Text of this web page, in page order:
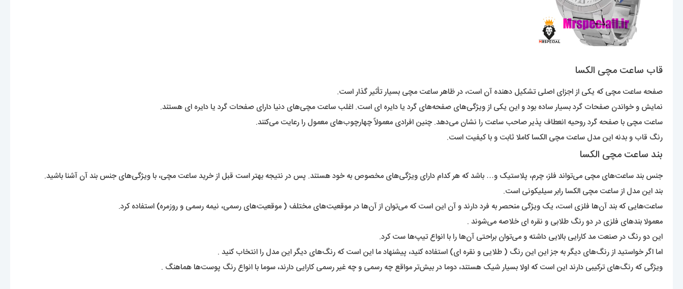
قاب ساعت مچی الکسا
صفحه ساعت مچی که یکی از اجزای اصلی تشکیل دهنده آن است، در ظاهر ساعت مچی بسیار تأثیر گذار است.
نمایش و خواندن صفحات گرد بسیار ساده بود و این یکی از ویژگی‌های صفحه‌های گرد یا دایره ای است. اغلب ساعت مچی‌های دنیا دارای صفحات گرد یا دایره ای هستند.
ساعت مچی با صفحه گرد روحیه انعطاف پذیر صاحب ساعت را نشان می‌دهد. چنین افرادی معمولاً چهارچوب‌های معمول را رعایت می‌کنند.
رنگ قاب و بدنه این مدل ساعت مچی الکسا کاملا ثابت و با کیفیت است.
بند ساعت مچی الکسا
جنس بند ساعت‌های مچی می‌تواند فلز، چرم، پلاستیک و… باشد که هر کدام دارای ویژگی‌های مخصوص به خود هستند. پس در نتیجه بهتر است قبل از خرید ساعت مچی، با ویژگی‌های جنس بند آن آشنا باشید.
بند این مدل از ساعت مچی الکسا رابر سیلیکونی است.
ساعت‌هایی که بند آن‌ها فلزی است، یک ویژگی منحصر به فرد دارند و آن این است که می‌توان از آن‌ها در موقعیت‌های مختلف ( موقعیت‌های رسمی، نیمه رسمی و روزمره) استفاده کرد.
معمولا بند‌های فلزی در دو رنگ طلابی و نقره ای خلاصه می‌شوند .
این دو رنگ در صنعت مد کارایی بالایی داشته و می‌توان براحتی آن‌ها را با انواع تیپ‌ها ست کرد.
اما اگر خواستید از رنگ‌های دیگر به جز این این رنگ ( طلایی و نقره ای) استفاده کنید، پیشنهاد ما این است که رنگ‌های‌ دیگر این مدل را انتخاب کنید .
ویژگی که رنگ‌های‌ ترکیبی دارند این است که اولا بسیار شیک هستند، دوما در بیش‌تر مواقع چه رسمی و چه غیر رسمی کارایی دارند، سوما با انواع رنگ پوست‌ها هماهنگ .